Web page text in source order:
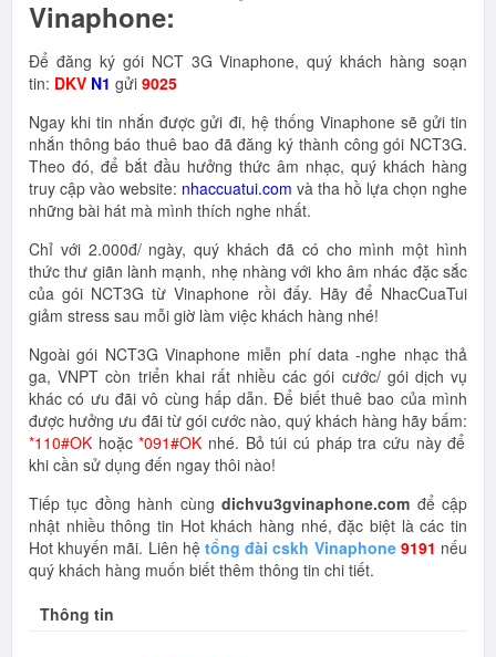
Vinaphone:
Để đăng ký gói NCT 3G Vinaphone, quý khách hàng soạn
tin: DKV N1 gửi 9025
Ngay khi tin nhắn được gửi đi, hệ thống Vinaphone sẽ gửi tin
nhắn thông báo thuê bao đã đăng ký thành công gói NCT3G.
Theo đó, để bắt đầu hưởng thức âm nhạc, quý khách hàng
truy cập vào website: nhaccuatui.com và tha hồ lựa chọn nghe
những bài hát mà mình thích nghe nhất.
Chỉ với 2.000đ/ ngày, quý khách đã có cho mình một hình
thức thư giãn lành mạnh, nhẹ nhàng với kho âm nhác đặc sắc
của gói NCT3G từ Vinaphone rồi đấy. Hãy để NhacCuaTui
giảm stress sau mỗi giờ làm việc khách hàng nhé!
Ngoài gói NCT3G Vinaphone miễn phí data -nghe nhạc thả
ga, VNPT còn triển khai rất nhiều các gói cước/ gói dịch vụ
khác có ưu đãi vô cùng hấp dẫn. Để biết thuê bao của mình
được hưởng ưu đãi từ gói cước nào, quý khách hàng hãy bấm:
*110#OK hoặc*091#OK nhé. Bỏ túi cú pháp tra cứu này để
khi cần sử dụng đến ngay thôi nào!
Tiếp tục đồng hành cùngdichvu3gvinaphone.com để cập
nhật nhiều thông tin Hot khách hàng nhé, đặc biệt là các tin
Hot khuyến mãi. Liên hệ tổng đài cskh Vinaphone 9191 nếu
quý khách hàng muốn biết thêm thông tin chi tiết.
Thông tin